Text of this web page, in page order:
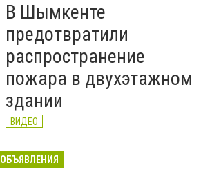
В Шымкенте
предотвратили
распространение
пожара в двухэтажном
здании
ВИДЕО
ОБЪЯВЛЕНИЯ